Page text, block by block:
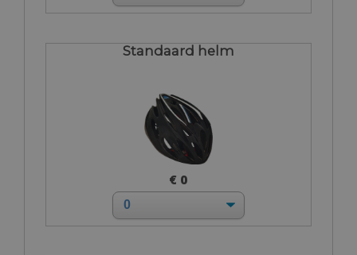
Standaard helm
€ 0